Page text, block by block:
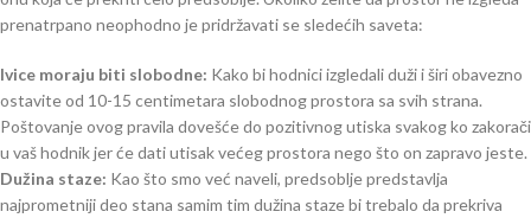
prenatrpano neophodno je pridržavati se sledećih saveta:
Ivice moraju biti slobodne: Kako bi hodnici izgledali duži i širi obavezno
ostavite od 10-15 centimetara slobodnog prostora sa svih strana.
Poštovanje ovog pravila dovešće do pozitivnog utiska svakog ko zakorači
u vaš hodnik jer će dati utisak većeg prostora nego što on zapravo jeste.
Dužina staze: Kao što smo već naveli, predsoblje predstavlja
najprometniji deo stana samim tim dužina staze bi trebalo da prekriva